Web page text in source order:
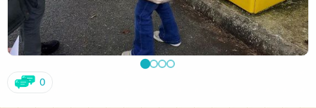
0